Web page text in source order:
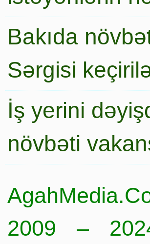
Bakıda
Sərgisi
İş yerini
növbəti
2009 –